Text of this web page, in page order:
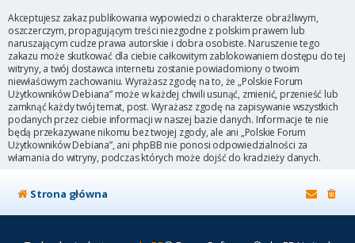
Akceptujesz zakaz publikowania wypowiedzi o charakterze obraźliwym,
oszczerczym, propagującym treści niezgodne z polskim prawem lub
naruszającym cudze prawa autorskie i dobra osobiste. Naruszenie tego
zakazu może skutkować dla ciebie całkowitym zablokowaniem dostępu do tej
witryny, a twój dostawca internetu zostanie powiadomiony o twoim
niewłaściwym zachowaniu. Wyrażasz zgodę na to, że „Polskie Forum
Użytkowników Debiana” może w każdej chwili usunąć, zmienić, przenieść lub
zamknąć każdy twój temat, post. Wyrażasz zgodę na zapisywanie wszystkich
podanych przez ciebie informacji w naszej bazie danych. Informacje te nie
będą przekazywane nikomu bez twojej zgody, ale ani „Polskie Forum
Użytkowników Debiana”, ani phpBB nie ponosi odpowiedzialności za
włamania do witryny, podczas których może dojść do kradzieży danych.
Strona główna